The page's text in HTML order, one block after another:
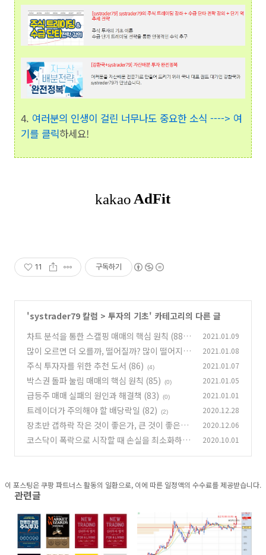
4. 여러분의 인생이 걸린 너무나도 중요한 소식 ----> 여
기를 클릭하세요!
11 구독하기
'systrader79 칼럼 > 투자의 기초' 카테고리의 다른 글
차트 분석을 통한 스캘핑 매매의 핵심 원칙 (88)
(0)
2021.01.09
많이 오르면 더 오를까, 떨어질까? 많이 떨어지면
더 떨어질까, 더 오를까? (87)
(1)
2021.01.08
주식 투자자를 위한 추천 도서 (86) (4) 2021.01.07
박스권 돌파 눌림 매매의 핵심 원칙 (85) (0) 2021.01.05
급등주 매매 실패의 원인과 해결책 (83) (0) 2021.01.01
트레이더가 주의해야 할 배당락일 (82) (2) 2020.12.28
장초반 갭하락 작은 것이 좋은가, 큰 것이 좋은
가? (81)
(0)
2020.12.06
코스닥이 폭락으로 시작할 때 손실을 최소화하는
2020.10.01
이 포스팅은 쿠팡 파트너스 활동의 일환으로, 이에 따른 일정액의 수수료를 제공받습니다.
관련글